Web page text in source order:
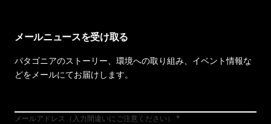
メールニュースを受け取る
パタゴニアのストーリー、環境への取り組み、イベント情報な
どをメールにてお届けします。
メールアドレス（入力間違いにご注意ください）